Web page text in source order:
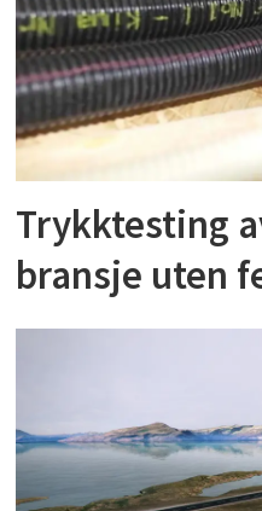
Trykktesting
bransje uten